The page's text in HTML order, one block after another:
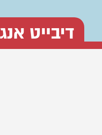
דיבייט